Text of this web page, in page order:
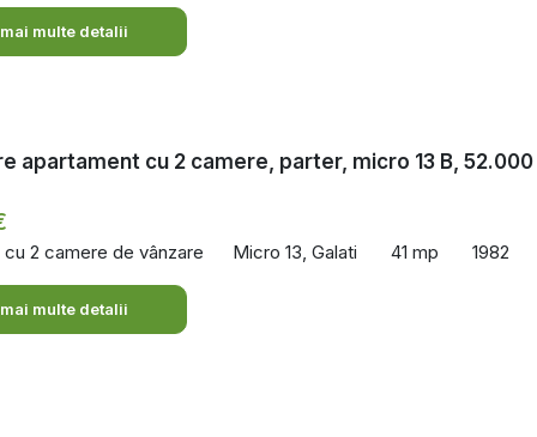
multe detalii
apartament cu 2 camere, parter, micro 13 B, 52.000
2 camere de vânzare Micro 13, Galati 41 mp 1982
multe detalii